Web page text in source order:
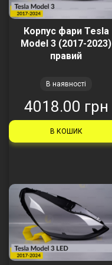
Корпус фари Tesla
Model 3 (2017-2023)
правий
В наявності
4018.00 грн
В КОШИК